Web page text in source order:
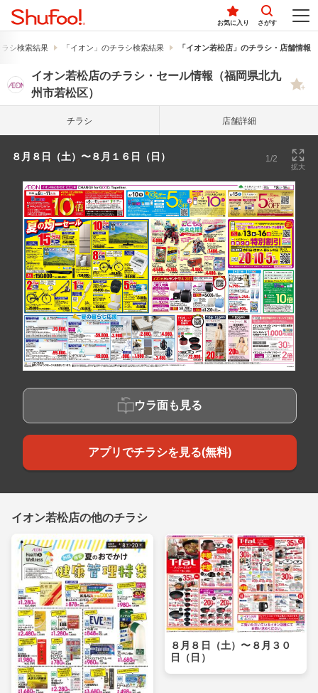
お気に入り さがす
シ検索結果 「イオン」のチラシ検索結果 「イオン若松店」のチラシ・店舗情報
イオン若松店のチラシ・セール情報（福岡県北九
州市若松区）
チラシ 店舗詳細
８月８日（土）〜８月１６日（日） 1/2
拡大
ウラ面も見る
アプリでチラシを見る(無料)
イオン若松店の他のチラシ
８月８日（土）〜８月３０
日（日）